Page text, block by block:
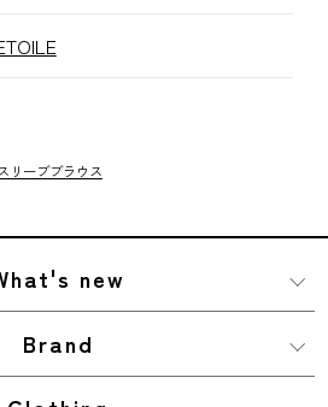
リーブブラウス
new
Brand